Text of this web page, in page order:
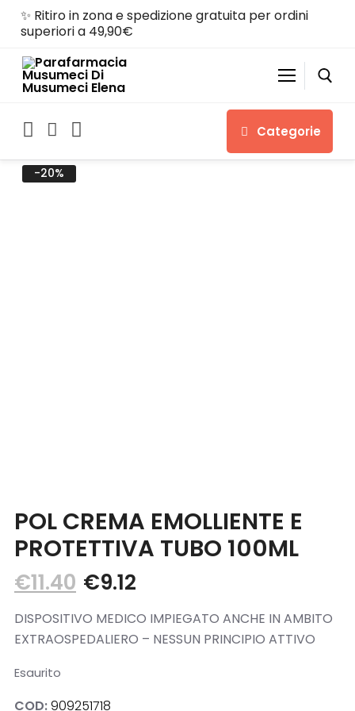
✨ Ritiro in zona e spedizione gratuita per ordini
superiori a 49,90€
Categorie
-20%
POL CREMA EMOLLIENTE E
PROTETTIVA TUBO 100ML
€11.40 €9.12
DISPOSITIVO MEDICO IMPIEGATO ANCHE IN AMBITO
EXTRAOSPEDALIERO – NESSUN PRINCIPIO ATTIVO
Esaurito
COD:909251718